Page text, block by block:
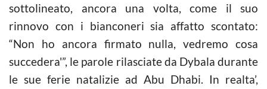
sottolineato, ancora una volta, come il suo
rinnovo con i bianconeri sia affatto scontato:
“Non ho ancora firmato nulla, vedremo cosa
succedera'”, le parole rilasciate da Dybala durante
le sue ferie natalizie ad Abu Dhabi. In realta’,